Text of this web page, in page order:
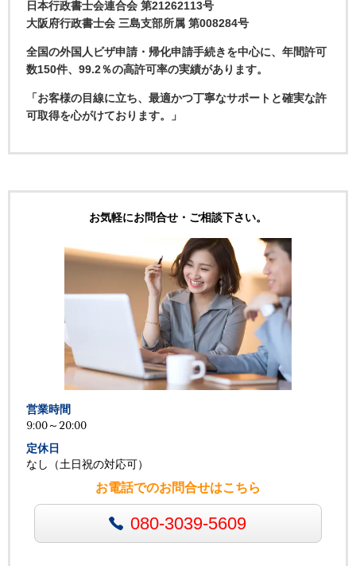
日本行政書士会連合会 第21262113号
大阪府行政書士会 三島支部所属 第008284号
全国の外国人ビザ申請・帰化申請手続きを中心に、年間許可
数150件、99.2％の高許可率の実績があります。
「お客様の目線に立ち、最適かつ丁寧なサポートと確実な許
可取得を心がけております。」
お気軽にお問合せ・ご相談下さい。
営業時間
9:00～20:00
定休日
なし（土日祝の対応可）
お電話でのお問合せはこちら
080-3039-5609